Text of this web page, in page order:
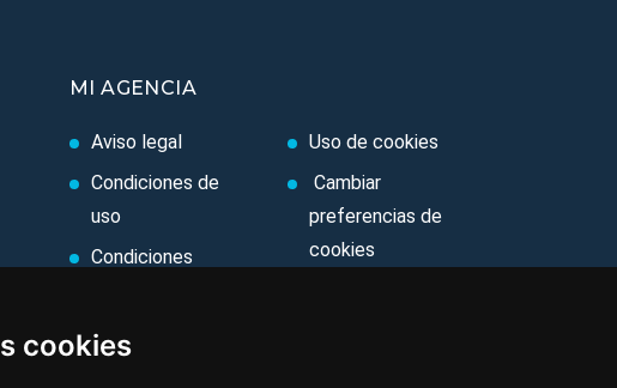
cookies
MI AGENCIA
Aviso legal
Condiciones de
uso
Condiciones
Ley de Viajes
Combinados
Uso de cookies
Cambiar
preferencias de
cookies